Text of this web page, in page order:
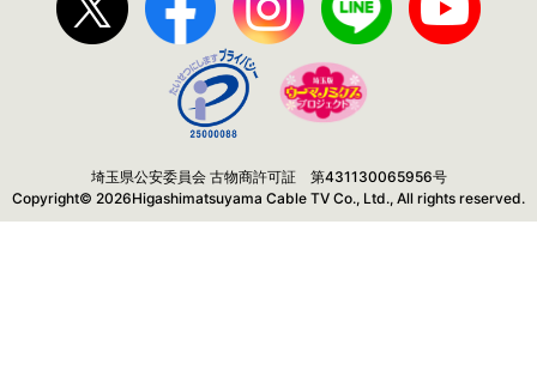
埼玉県公安委員会 古物商許可証 第431130065956号
Copyright© 2026Higashimatsuyama Cable TV Co., Ltd., All rights reserved.